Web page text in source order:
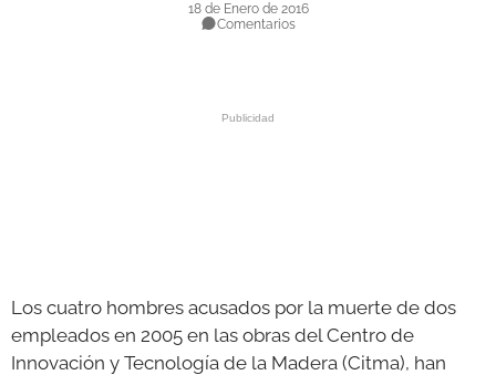
18 de Enero de 2016
Comentarios
Los cuatro hombres acusados por la muerte de dos
empleados en 2005 en las obras del Centro de
Innovación y Tecnología de la Madera (Citma), han